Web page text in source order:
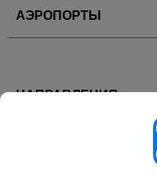
АЭРОПОРТЫ
НАПРАВЛЕНИЯ